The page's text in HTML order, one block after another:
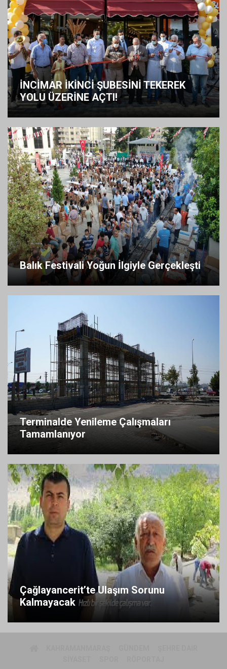
İNCİMAR İKİNCİ ŞUBESİNİ TEKEREK
YOLU ÜZERİNE AÇTI!
Balık Festivali Yoğun İlgiyle Gerçekleşti
Terminalde Yenileme Çalışmaları
Tamamlanıyor
Çağlayancerit’te Ulaşım Sorunu
Kalmayacak